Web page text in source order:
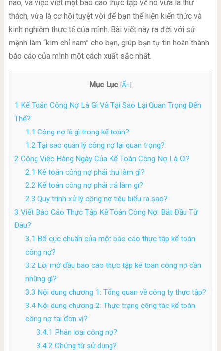
nào, và việc viết một báo cáo thực tập về nó vừa là thử
thách, vừa là cơ hội tuyệt vời để bạn thể hiện kiến thức và
kinh nghiệm thực tế của mình. Bài viết này ra đời với sứ
mệnh làm “kim chỉ nam” cho bạn, giúp bạn tự tin hoàn thành
báo cáo của mình một cách xuất sắc nhất.
Mục Lục [Ẩn]
1 Kế Toán Công Nợ Là Gì Và Tại Sao Lại Quan Trọng Đến
Thế?
1.1 Công nợ là gì trong kế toán?
1.2 Tại sao quản lý công nợ lại quan trọng?
2 Công Việc Hàng Ngày Của Kế Toán Công Nợ Là Gì?
2.1 Kế toán công nợ phải thu làm gì?
2.2 Kế toán công nợ phải trả làm gì?
2.3 Quy trình xử lý công nợ tiêu biểu ra sao?
3 Viết Báo Cáo Thực Tập Kế Toán Công Nợ: Bắt Đầu Từ
Đâu?
3.1 Bố cục chuẩn của một báo cáo thực tập kế toán
công nợ?
3.2 Lời mở đầu báo cáo thực tập kế toán công nợ cần
những gì?
3.3 Nội dung chương 1: Tổng quan về công ty thực tập?
3.4 Nội dung chương 2: Thực trạng công tác kế toán
công nợ tại đơn vị?
3.4.1 Phân loại công nợ?
3.4.2 Chứng từ sử dụng?